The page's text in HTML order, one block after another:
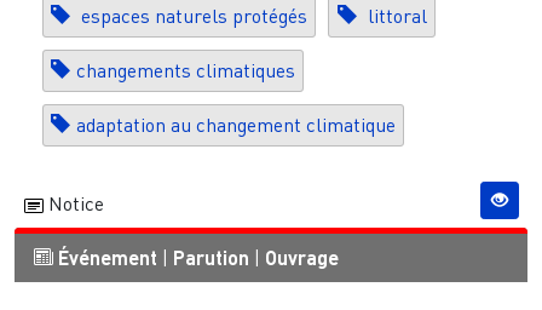
espaces naturels protégés littoral
changements climatiques
adaptation au changement climatique
Notice
Événement | Parution | Ouvrage